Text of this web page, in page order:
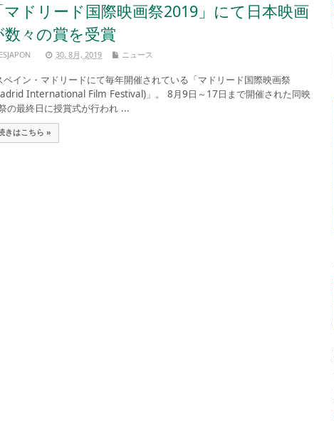
マドリード国際映画祭2019」にて日本映画
数々の賞を受賞
30, 8月, 2019 ニュース
イン・マドリードにて毎年開催されている「マドリード国際映画祭
International Film Festival)」。 8月9日～17日まで開催された同映
の最終日に授賞式が行われ ...
きはこちら »